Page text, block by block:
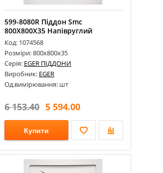
599-8080R Піддон Smc
800Х800Х35 Напівруглий
Код: 1074568
Розміри: 800х800х35
Серія: EGER ПІДДОНИ
Виробник: EGER
Од.вимірювання: шт
6 153.40 5 594.00
Купити